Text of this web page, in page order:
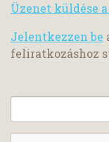
Üzenet küldése
Jelentkezzen be
feliratkozáshoz